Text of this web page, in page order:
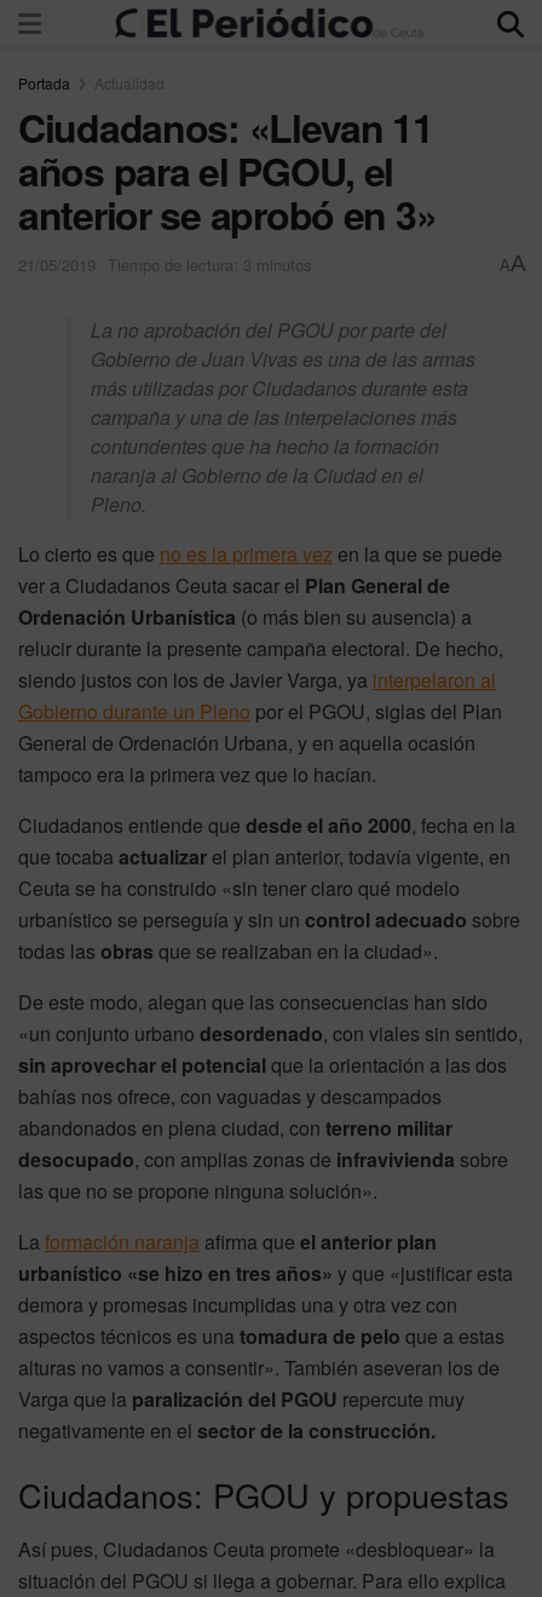
Portada Actualidad
Ciudadanos: «Llevan 11
años para el PGOU, el
anterior se aprobó en 3»
21/05/2019 Tiempo de lectura: 3 minutos AA
La no aprobación del PGOU por parte del
Gobierno de Juan Vivas es una de las armas
más utilizadas por Ciudadanos durante esta
campaña y una de las interpelaciones más
contundentes que ha hecho la formación
naranja al Gobierno de la Ciudad en el
Pleno.
Lo cierto es que no es la primera vez en la que se puede
ver a Ciudadanos Ceuta sacar el Plan General de
Ordenación Urbanística (o más bien su ausencia) a
relucir durante la presente campaña electoral. De hecho,
siendo justos con los de Javier Varga, ya interpelaron al
Gobierno durante un Pleno por el PGOU, siglas del Plan
General de Ordenación Urbana, y en aquella ocasión
tampoco era la primera vez que lo hacían.
Ciudadanos entiende que desde el año 2000, fecha en la
que tocabaactualizar el plan anterior, todavía vigente, en
Ceuta se ha construido «sin tener claro qué modelo
urbanístico se perseguía y sin un control adecuado sobre
todas las obras que se realizaban en la ciudad».
De este modo, alegan que las consecuencias han sido
«un conjunto urbano desordenado, con viales sin sentido,
sin aprovechar el potencial que la orientación a las dos
bahías nos ofrece, con vaguadas y descampados
abandonados en plena ciudad, con terreno militar
desocupado, con amplias zonas de infravivienda sobre
las que no se propone ninguna solución».
Laformación naranja afirma que el anterior plan
urbanístico «se hizo en tres años» y que «justificar esta
demora y promesas incumplidas una y otra vez con
aspectos técnicos es unatomadura de pelo que a estas
alturas no vamos a consentir». También aseveran los de
Varga que la paralización del PGOU repercute muy
negativamente en el sector de la construcción.
Ciudadanos: PGOU y propuestas
Así pues, Ciudadanos Ceuta promete «desbloquear» la
situación del PGOU si llega a gobernar. Para ello explica